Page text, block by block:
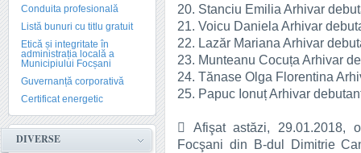
Conduita profesională
Listă bunuri cu titlu gratuit
Etică și integritate în
administrația locală a
Municipiului Focșani
Guvernanță corporativă
Certificat energetic
DIVERSE
20. Stanciu Emilia Arhivar
21. Voicu Daniela Arhivar
22. Lazăr Mariana Arhivar
23. Munteanu Cocuța Arhivar
24. Tănase Olga Florentina
25. Papuc Ionuț Arhivar
 Afişat astăzi, 29.01.2018,
Focşani din B-dul Dimitrie